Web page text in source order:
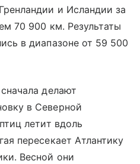
и Исландии за
70 900 км. Результаты
в диапазоне от 59 500
делают
в Северной
летит вдоль
пересекает Атлантику
Весной они